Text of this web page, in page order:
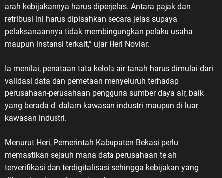
arah kebijakannya harus diperjelas. Antara pajak dan
retribusi ini harus dipisahkan secara jelas supaya
pelaksanaannya tidak membingungkan pelaku usaha
maupun instansi terkait,” ujar Heri Noviar.
Ia menilai, penataan tata kelola air tanah harus dimulai dari
validasi data dan pemetaan menyeluruh terhadap
perusahaan-perusahaan pengguna sumber daya air, baik
yang berada di dalam kawasan industri maupun di luar
kawasan industri.
Menurut Heri, Pemerintah Kabupaten Bekasi perlu
memastikan sejauh mana data perusahaan telah
terverifikasi dan terdigitalisasi sehingga kebijakan yang